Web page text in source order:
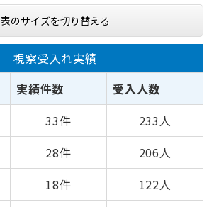
表のサイズを切り替える
視察受入れ実績
実績件数
受入人数
33件
233人
28件
206人
18件
122人